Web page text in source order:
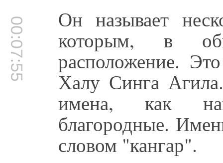
00:07:55 Он называет
которым, в
расположение.
Халу Синга
имена, как
благородные.
словом "кангар".